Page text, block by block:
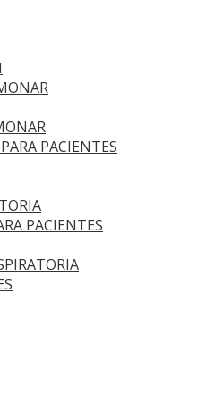
PACIENTES
PACIENTES